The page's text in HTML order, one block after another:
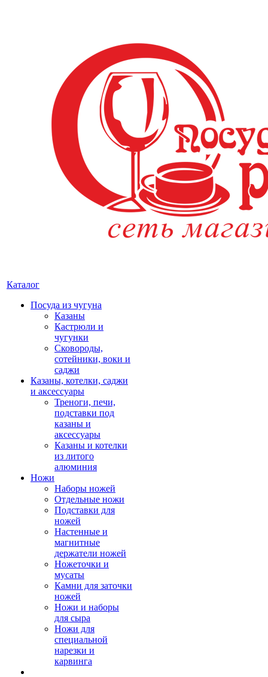
Каталог
Посуда из чугуна
Казаны
Кастрюли и
чугунки
Сковороды,
сотейники, воки и
саджи
Казаны, котелки, саджи
и аксессуары
Треноги, печи,
подставки под
казаны и
аксессуары
Казаны и котелки
из литого
алюминия
Ножи
Наборы ножей
Отдельные ножи
Подставки для
ножей
Настенные и
магнитные
держатели ножей
Ножеточки и
мусаты
Камни для заточки
ножей
Ножи и наборы
для сыра
Ножи для
специальной
нарезки и
карвинга